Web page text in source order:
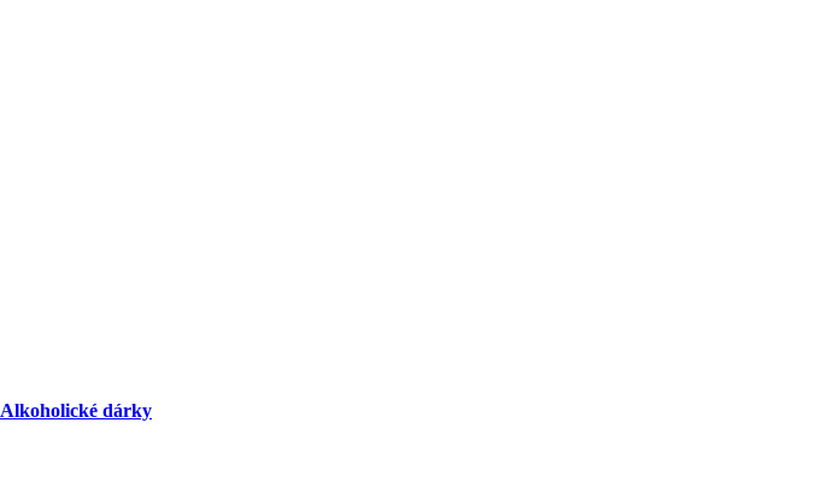
Alkoholické dárky